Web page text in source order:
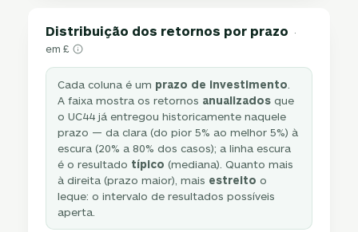
Distribuição dos retornos por prazo ·
em £
Cada coluna é um prazo de investimento
A faixa mostra os retornos anualizados que
o UC44 já entregou historicamente naquele
prazo — da clara (do pior 5% ao melhor 5%) à
escura (20% a 80% dos casos); a linha escura
é o resultado típico (mediana). Quanto mais
à direita (prazo maior), mais estreito o
leque: o intervalo de resultados possíveis
aperta.